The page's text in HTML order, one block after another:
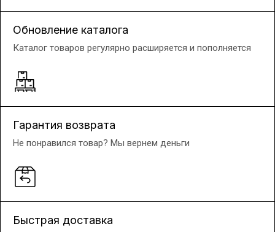
Обновление каталога
Каталог товаров регулярно расширяется и пополняется
Гарантия возврата
Не понравился товар? Мы вернем деньги
Быстрая доставка